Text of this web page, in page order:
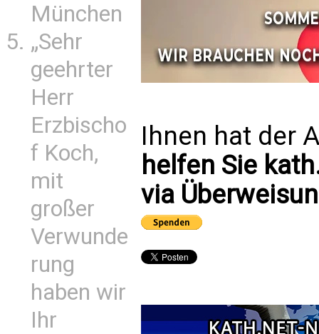
München
„Sehr
geehrter
Herr
Erzbischo
f Koch,
mit
großer
Verwunde
rung
haben wir
Ihr
Ihnen hat der
helfen Sie
via